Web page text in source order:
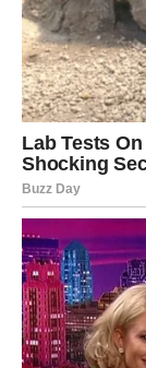
Poruka
Ne bojte se
zarađujete
MENJA
Jedna
finansijsku
Vodolije ulaze